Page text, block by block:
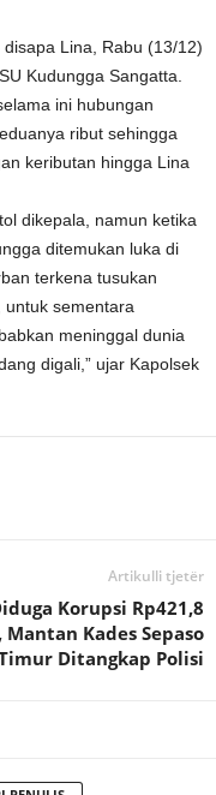
Lina, Rabu (13/12)
Kudungga Sangatta.
ini hubungan
ribut sehingga
keributan hingga Lina
dikepala, namun ketika
ditemukan luka di
terkena tusukan
untuk sementara
meninggal dunia
digali,” ujar Kapolsek
Artikulli tjetër
Korupsi Rp421,8
Mantan Kades Sepaso
Ditangkap Polisi